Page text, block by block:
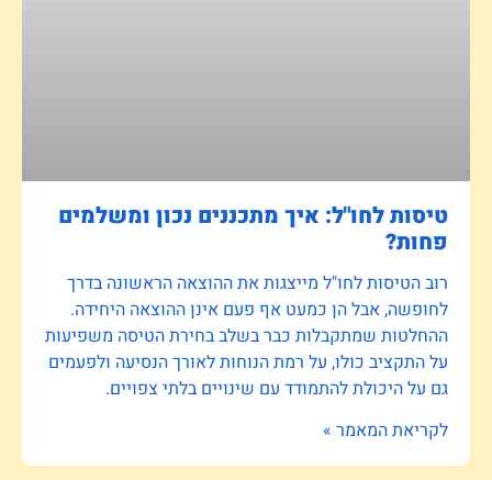
טיסות לחו"ל: איך מתכננים נכון ומשלמים
פחות?
רוב הטיסות לחו"ל מייצגות את ההוצאה הראשונה בדרך
לחופשה, אבל הן כמעט אף פעם אינן ההוצאה היחידה.
ההחלטות שמתקבלות כבר בשלב בחירת הטיסה משפיעות
על התקציב כולו, על רמת הנוחות לאורך הנסיעה ולפעמים
גם על היכולת להתמודד עם שינויים בלתי צפויים.
לקריאת המאמר »